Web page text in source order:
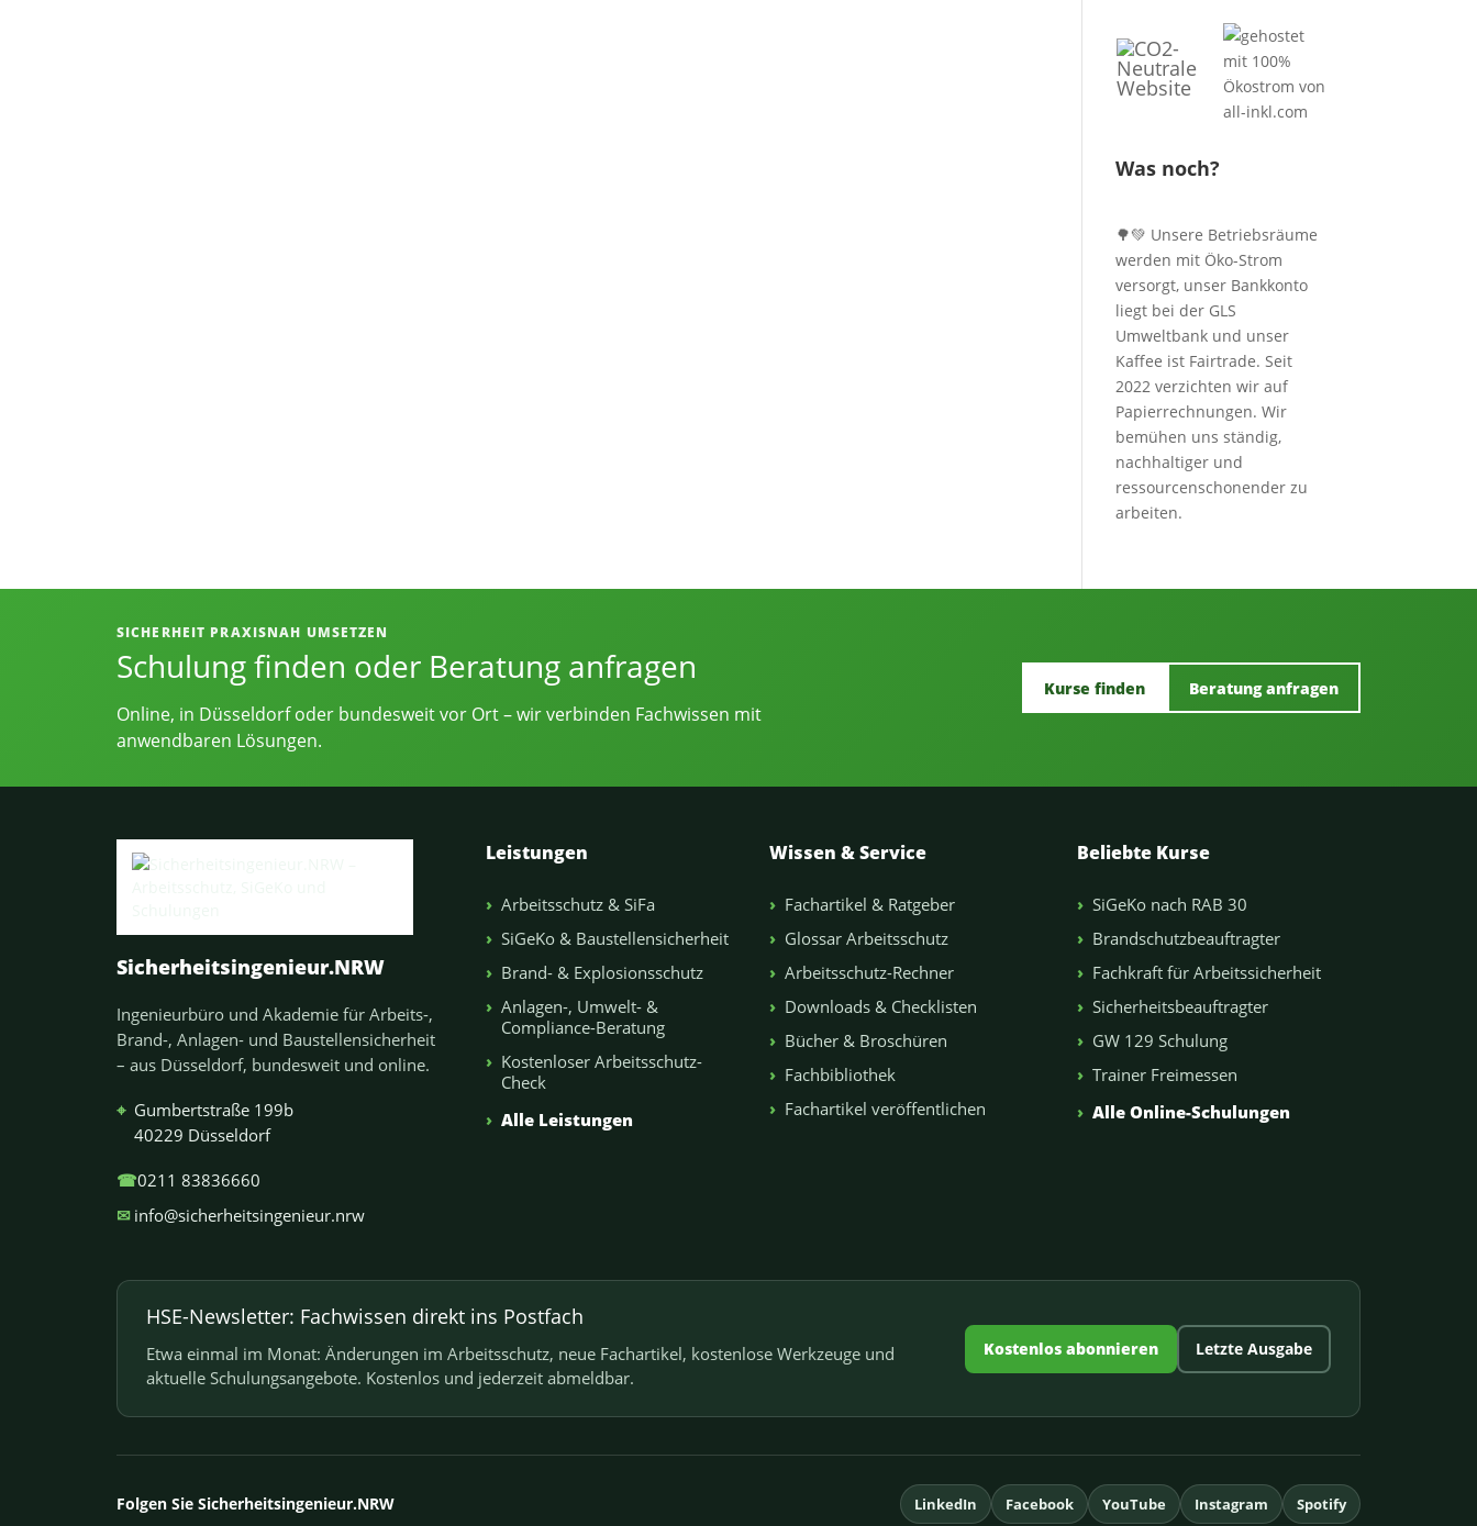
Was noch?
🌳💚 Unsere Betriebsräume
werden mit Öko-Strom
versorgt, unser Bankkonto
liegt bei der GLS
Umweltbank und unser
Kaffee ist Fairtrade. Seit
2022 verzichten wir auf
Papierrechnungen. Wir
bemühen uns ständig,
nachhaltiger und
ressourcenschonender zu
arbeiten.
Informationen, Kontakt und Angebote von Sicherheitsingenieur.NRW
SICHERHEIT PRAXISNAH UMSETZEN
Schulung finden oder Beratung anfragen
Online, in Düsseldorf oder bundesweit vor Ort – wir verbinden Fachwissen mit
anwendbaren Lösungen.
Kurse finden Beratung anfragen
Sicherheitsingenieur.NRW
Ingenieurbüro und Akademie für Arbeits-,
Brand-, Anlagen- und Baustellensicherheit
– aus Düsseldorf, bundesweit und online.
⌖ Gumbertstraße 199b
40229 Düsseldorf
☎0211 83836660
✉ info@sicherheitsingenieur.nrw
Leistungen
Arbeitsschutz & SiFa
SiGeKo & Baustellensicherheit
Brand- & Explosionsschutz
Anlagen-, Umwelt- &
Compliance-Beratung
Kostenloser Arbeitsschutz-
Check
Alle Leistungen
Wissen & Service
Fachartikel & Ratgeber
Glossar Arbeitsschutz
Arbeitsschutz-Rechner
Downloads & Checklisten
Bücher & Broschüren
Fachbibliothek
Fachartikel veröffentlichen
Beliebte Kurse
SiGeKo nach RAB 30
Brandschutzbeauftragter
Fachkraft für Arbeitssicherheit
Sicherheitsbeauftragter
GW 129 Schulung
Trainer Freimessen
Alle Online-Schulungen
HSE-Newsletter: Fachwissen direkt ins Postfach
Etwa einmal im Monat: Änderungen im Arbeitsschutz, neue Fachartikel, kostenlose Werkzeuge und
aktuelle Schulungsangebote. Kostenlos und jederzeit abmeldbar.
Kostenlos abonnieren Letzte Ausgabe
Folgen Sie Sicherheitsingenieur.NRW LinkedIn Facebook YouTube Instagram Spotify